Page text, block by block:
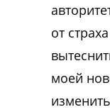
от
моей